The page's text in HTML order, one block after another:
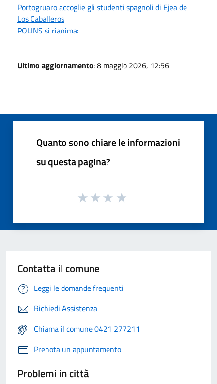
Portogruaro accoglie gli studenti spagnoli di Ejea de
Los Caballeros
POLINS si rianima:
Ultimo aggiornamento: 8 maggio 2026, 12:56
Quanto sono chiare le informazioni
su questa pagina?
Contatta il comune
Leggi le domande frequenti
Richiedi Assistenza
Chiama il comune 0421 277211
Prenota un appuntamento
Problemi in città